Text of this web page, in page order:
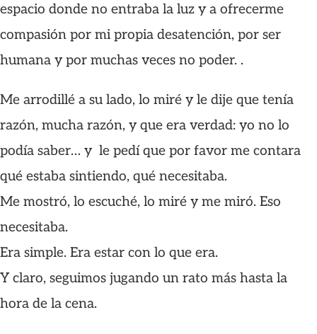
espacio donde no entraba la luz y a ofrecerme
compasión por mi propia desatención, por ser
humana y por muchas veces no poder. .
Me arrodillé a su lado, lo miré y le dije que tenía
razón, mucha razón, y que era verdad: yo no lo
podía saber… y le pedí que por favor me contara
qué estaba sintiendo, qué necesitaba.
Me mostró, lo escuché, lo miré y me miró. Eso
necesitaba.
Era simple. Era estar con lo que era.
Y claro, seguimos jugando un rato más hasta la
hora de la cena.